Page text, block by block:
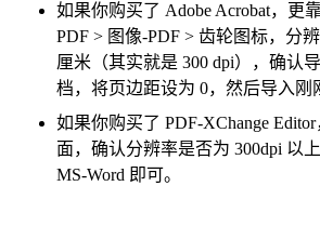
如果你购买了 Adobe Acrobat，更
PDF > 图像-PDF > 齿轮图标，分
厘米（其实就是 300 dpi），确认
档，将页边距设为 0，然后导入刚
如果你购买了 PDF-XChange
面，确认分辨率是否为 300dpi 以
MS-Word 即可。